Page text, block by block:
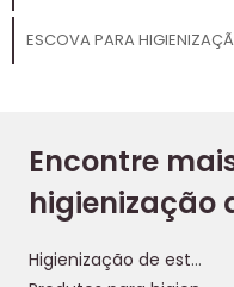
ESCOVA PARA
Encontre
higienização
Higienização de estofados